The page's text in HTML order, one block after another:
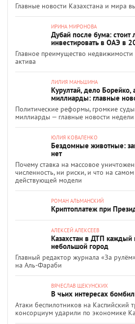
Главные новости Казахстана и мира
ИРИНА МИРОНОВА
Дубай после бума: стоит
инвестировать в ОАЭ в
Главное преимущество
актива
ЛИЛИЯ МАНЬШИНА
Курултай, дело
миллиарды: главные
Политические реформы, громкие
миллиарды — главные новости недели
ЮЛИЯ КОВАЛЕНКО
Бездомные животные:
нет
Почему ставка на массовое
численность, ни риски, и что на
действующей модели
РОМАН АЛЬМАНСКИЙ
Криптоплатеж при
АЛЕКСЕЙ АЛЕКСЕЕВ
Казахстан в ДТП каждый
небольшой город
Главный редактор журнала «За
на Аль-Фараби
ВЯЧЕСЛАВ ЩЕКУНСКИХ
В чьих интересах
Атаки беспилотников на Каспийский
консорциум ударили по экономике